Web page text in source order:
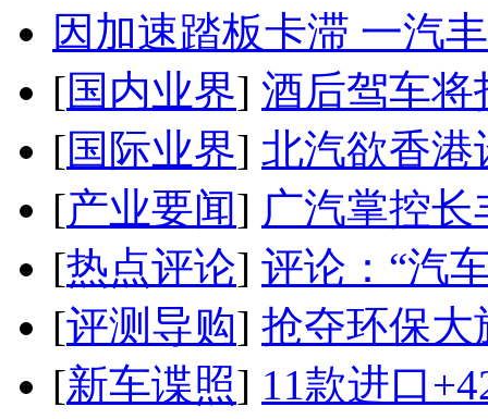
因加速踏板卡滞 一汽
[国内业界] 酒后驾车将
[国际业界] 北汽欲香港
[产业要闻] 广汽掌控
[热点评论] 评论：“汽
[评测导购] 抢夺环保大
[新车谍照] 11款进口